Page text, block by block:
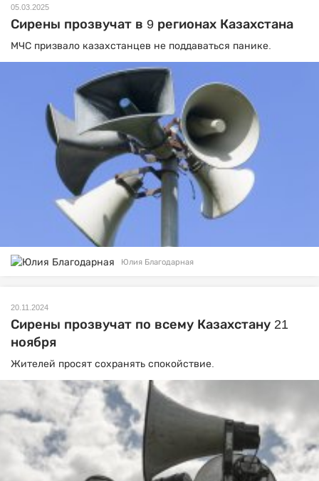
05.03.2025
Сирены прозвучат в 9 регионах Казахстана
МЧС призвало казахстанцев не поддаваться панике.
Юлия Благодарная
20.11.2024
Сирены прозвучат по всему Казахстану 21
ноября
Жителей просят сохранять спокойствие.